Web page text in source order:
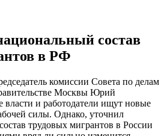
состав
в РФ
комиссии Совета по делам
Москвы Юрий
власти и работодатели ищут новые
силы. Однако, уточнил
трудовых мигрантов в России